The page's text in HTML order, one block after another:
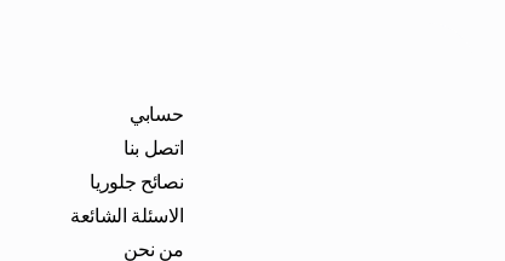
حسابي
اتصل بنا
نصائح جلوريا
الاسئلة الشائعة
من نحن